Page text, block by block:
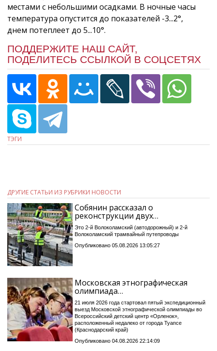
местами с небольшими осадками. В ночные часы
температура опустится до показателей -3...2°,
днем потеплеет до 5...10°.
ПОДДЕРЖИТЕ НАШ САЙТ,
ПОДЕЛИТЕСЬ ССЫЛКОЙ В СОЦСЕТЯХ
ТЭГИ
ДРУГИЕ СТАТЬИ ИЗ РУБРИКИ НОВОСТИ
Собянин рассказал о
реконструкции двух…
Это 2-й Волоколамский (автодорожный) и 2-й
Волоколамский трамвайный путепроводы
Опубликовано 05.08.2026 13:05:27
Московская этнографическая
олимпиада…
21 июля 2026 года стартовал пятый экспедиционный
выезд Московской этнографической олимпиады во
Всероссийский детский центр «Орленок»,
расположенный недалеко от города Туапсе
(Краснодарский край)
Опубликовано 04.08.2026 22:14:09